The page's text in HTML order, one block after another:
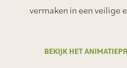
vermaken in een veilige
BEKIJK HET